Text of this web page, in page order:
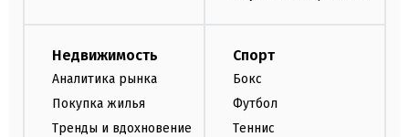
Недвижимость
Аналитика рынка
Покупка жилья
Тренды и вдохновение
Спорт
Бокс
Футбол
Теннис